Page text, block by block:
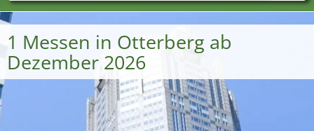
1 Messen in Otterberg ab
Dezember 2026
Messenamen Länder Städte
Branchen
Dienstleisterbranchen